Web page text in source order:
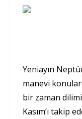
Yeniayın
manevi
bir zaman
Kasım’ı takip